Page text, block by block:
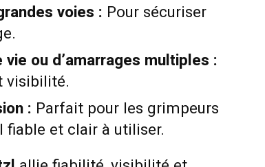
voies : Pour sécuriser
ou d’amarrages multiples :
visibilité.
: Parfait pour les grimpeurs
et clair à utiliser.